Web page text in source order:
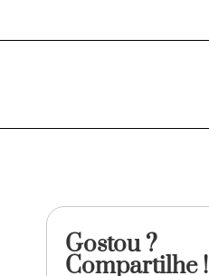
Gostou ?
Compartilhe !